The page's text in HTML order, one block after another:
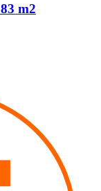
m2